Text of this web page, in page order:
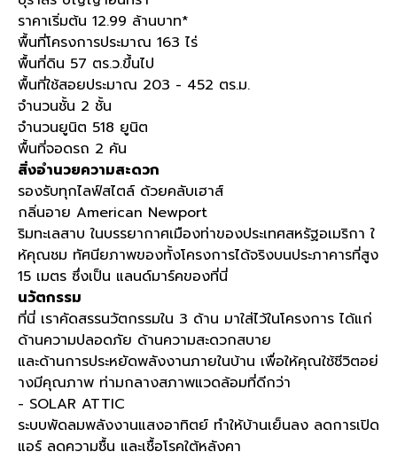
ราคาเริ่มต้น 12.99 ล้านบาท*
พื้นที่โครงการประมาณ 163 ไร่
พื้นที่ดิน 57 ตร.ว.ขึ้นไป
พื้นที่ใช้สอยประมาณ 203 - 452 ตร.ม.
จำนวนชั้น 2 ชั้น
จำนวนยูนิต 518 ยูนิต
พื้นที่จอดรถ 2 คัน
สิ่งอำนวยความสะดวก
รองรับทุกไลฟ์สไตล์ ด้วยคลับเฮาส์
กลิ่นอาย American Newport
ริมทะเลสาบ ในบรรยากาศเมืองท่าของประเทศสหรัฐอเมริกา ใ
ห้คุณชม ทัศนียภาพของทั้งโครงการได้จริงบนประภาคารที่สูง
15 เมตร ซึ่งเป็น แลนด์มาร์คของที่นี่
นวัตกรรม
ที่นี่ เราคัดสรรนวัตกรรมใน 3 ด้าน มาใส่ไว้ในโครงการ ได้แก่
ด้านความปลอดภัย ด้านความสะดวกสบาย
และด้านการประหยัดพลังงานภายในบ้าน เพื่อให้คุณใช้ชีวิตอย่
างมีคุณภาพ ท่ามกลางสภาพแวดล้อมที่ดีกว่า
- SOLAR ATTIC
ระบบพัดลมพลังงานแสงอาทิตย์ ทำให้บ้านเย็นลง ลดการเปิด
แอร์ ลดความชื้น และเชื้อโรคใต้หลังคา